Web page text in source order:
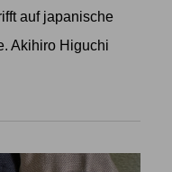
auf japanische
Akihiro Higuchi